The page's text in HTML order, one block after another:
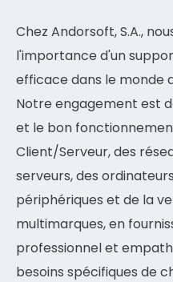
Chez Andorsoft, S.A.,
l'importance d'un
efficace dans le monde
Notre engagement est
et le bon
Client/Serveur, des
serveurs, des
périphériques et de la
multimarques, en
professionnel et
besoins spécifiques de